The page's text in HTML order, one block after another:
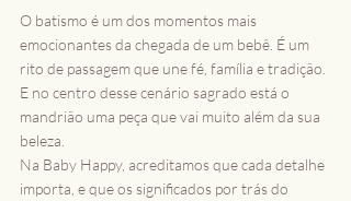
O batismo é um dos momentos mais
emocionantes da chegada de um bebê. É um
rito de passagem que une fé, família e tradição.
E no centro desse cenário sagrado está o
mandrião uma peça que vai muito além da sua
beleza.
Na Baby Happy, acreditamos que cada detalhe
importa, e que os significados por trás do